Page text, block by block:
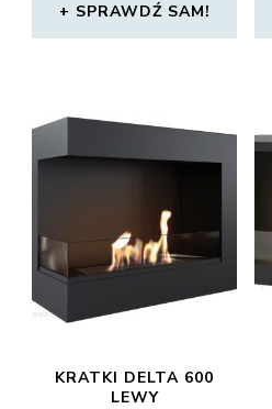
SPRAWDŹ SAM!
KRATKI DELTA 600
LEWY